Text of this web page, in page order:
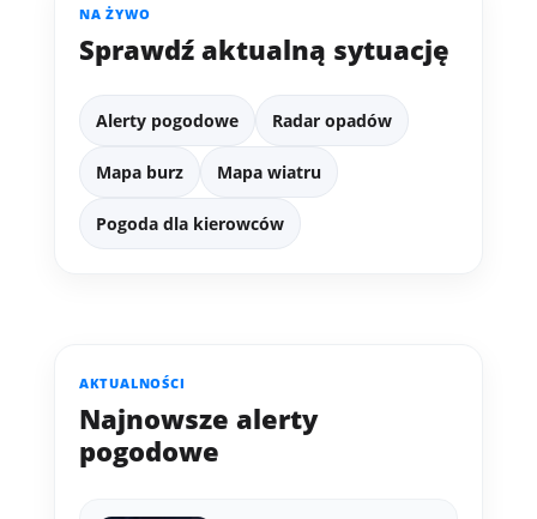
NA ŻYWO
Sprawdź aktualną sytuację
Alerty pogodowe Radar opadów
Mapa burz Mapa wiatru
Pogoda dla kierowców
AKTUALNOŚCI
Najnowsze alerty
pogodowe